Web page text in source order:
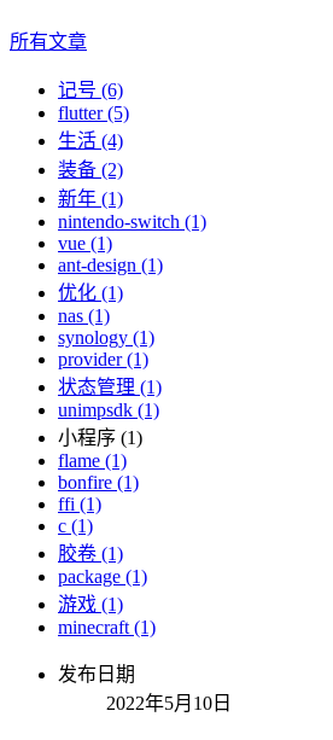
所有文章
记号 (6)
flutter (5)
生活 (4)
装备 (2)
新年 (1)
nintendo-switch (1)
vue (1)
ant-design (1)
优化 (1)
nas (1)
synology (1)
provider (1)
状态管理 (1)
unimpsdk (1)
小程序 (1)
flame (1)
bonfire (1)
ffi (1)
c (1)
胶卷 (1)
package (1)
游戏 (1)
minecraft (1)
发布日期
2022年5月10日